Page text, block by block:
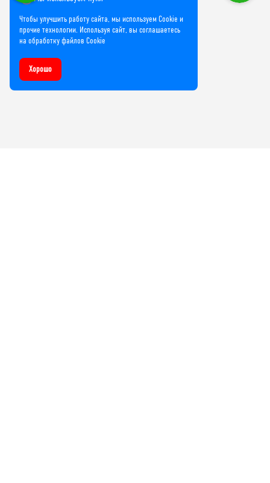
Чтобы улучшить работу сайта, мы используем Cookie и
прочие технологии. Используя сайт, вы соглашаетесь
на обработку файлов Cookie
Хорошо